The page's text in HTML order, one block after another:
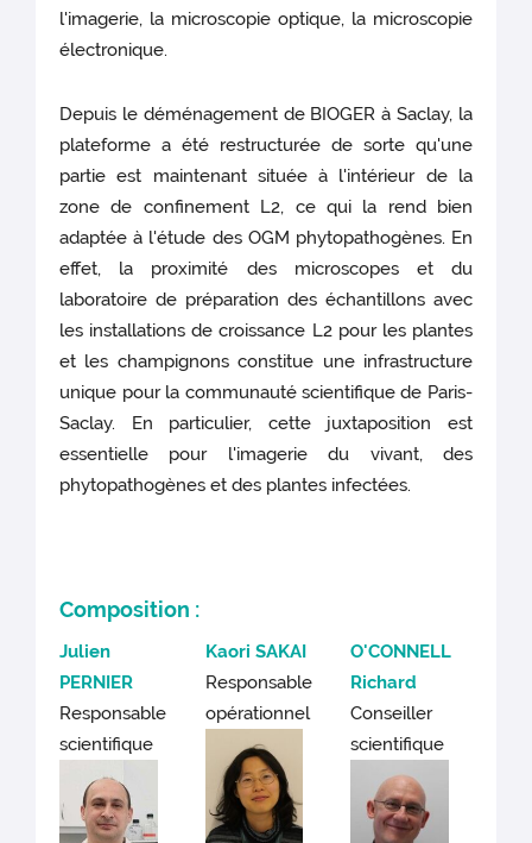
l'imagerie, la microscopie optique, la microscopie
électronique.
Depuis le déménagement de BIOGER à Saclay, la
plateforme a été restructurée de sorte qu'une
partie est maintenant située à l'intérieur de la
zone de confinement L2, ce qui la rend bien
adaptée à l'étude des OGM phytopathogènes. En
effet, la proximité des microscopes et du
laboratoire de préparation des échantillons avec
les installations de croissance L2 pour les plantes
et les champignons constitue une infrastructure
unique pour la communauté scientifique de Paris-
Saclay. En particulier, cette juxtaposition est
essentielle pour l'imagerie du vivant, des
phytopathogènes et des plantes infectées.
Composition :
Julien
PERNIER
Responsable
scientifique
Kaori SAKAI
Responsable
opérationnel
O'CONNELL
Richard
Conseiller
scientifique